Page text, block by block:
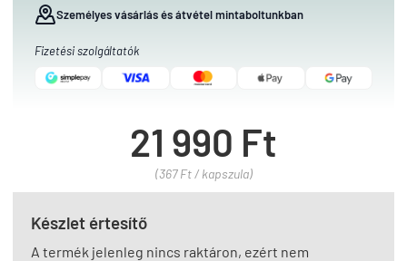
Személyes vásárlás és átvétel mintaboltunkban
Fizetési szolgáltatók
21 990 Ft
(367 Ft / kapszula)
Készlet értesítő
A termék jelenleg nincs raktáron, ezért nem